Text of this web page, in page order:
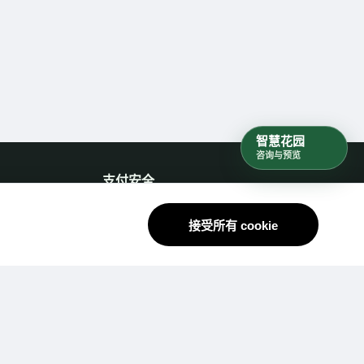
接受所有 cookie
支付安全
支持安全支付流程。国际支付方式会持
续接入。
智慧花园
咨询与预览